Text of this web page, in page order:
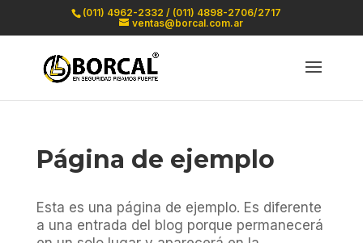
(011) 4962-2332 / (011) 4898-2706/2717
ventas@borcal.com.ar
Página de ejemplo
Esta es una página de ejemplo. Es diferente
a una entrada del blog porque permanecerá